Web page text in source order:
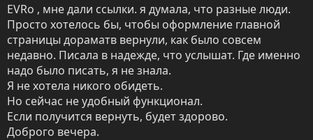
EVRo , мне дали ссылки. я думала, что разные люди.
Просто хотелось бы, чтобы оформление главной
страницы дораматв вернули, как было совсем
недавно. Писала в надежде, что услышат. Где именно
надо было писать, я не знала.
Я не хотела никого обидеть.
Но сейчас не удобный функционал.
Если получится вернуть, будет здорово.
Доброго вечера.